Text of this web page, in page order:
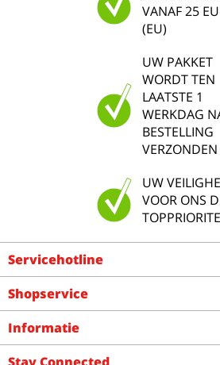
VANAF 25
(EU)
UW PAKKET
WORDT TEN
LAATSTE 1
WERKDAG
BESTELLING
VERZONDEN
UW
VOOR ONS
Servicehotline
Shopservice
Informatie
Stay Connected